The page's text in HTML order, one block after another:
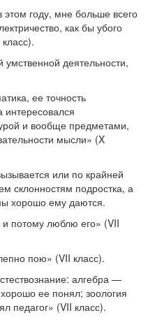
году, мне больше всего
как бы убого
умственной деятельности,
ее точность
интересовался
и вообще предметами,
мысли» (X
или по крайней
склонностям подростка, а
хорошо ему даются.
потому люблю его» (VII
пою» (VII класс).
алгебра —
ее понял; зоология
педагог» (VII класс).